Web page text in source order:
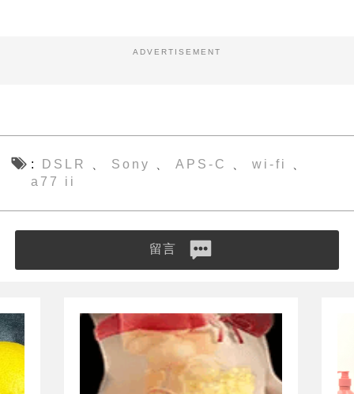
ADVERTISEMENT
DSLR 、 Sony 、 APS-C 、 wi-fi 、
a77 ii
留言